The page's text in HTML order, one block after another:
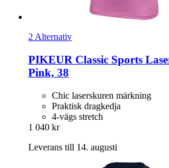
2 Alternativ
PIKEUR Classic Sports
Pink, 38
Chic laserskuren märkning
Praktisk dragkedja
4-vägs stretch
1 040 kr
Leverans till 14. augusti